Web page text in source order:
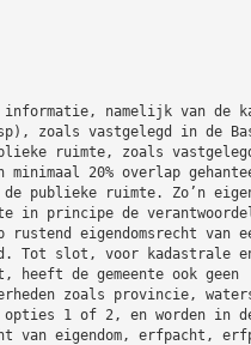
informatie, namelijk van de
zoals vastgelegd in de
ruimte, zoals
20% overlap
publieke ruimte. Zo’n
in principe de
eigendomsrecht van
Tot slot, voor kadastrale en
heeft de gemeente ook geen
zoals provincie,
opties 1 of 2, en worden in
van eigendom, erfpacht,